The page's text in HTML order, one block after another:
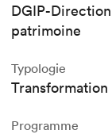
DGIP-
patrimoine
Typologie
Transformation
Programme